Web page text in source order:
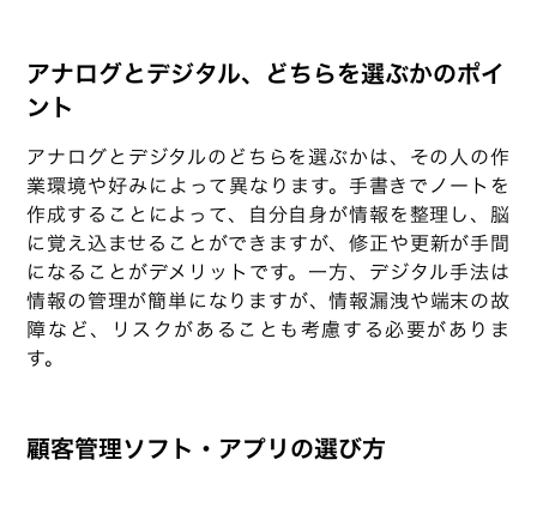
アナログとデジタル、どちらを選ぶかのポイ
ント
アナログとデジタルのどちらを選ぶかは、その人の作
業環境や好みによって異なります。手書きでノートを
作成することによって、自分自身が情報を整理し、脳
に覚え込ませることができますが、修正や更新が手間
になることがデメリットです。一方、デジタル手法は
情報の管理が簡単になりますが、情報漏洩や端末の故
障など、リスクがあることも考慮する必要がありま
す。
顧客管理ソフト・アプリの選び方